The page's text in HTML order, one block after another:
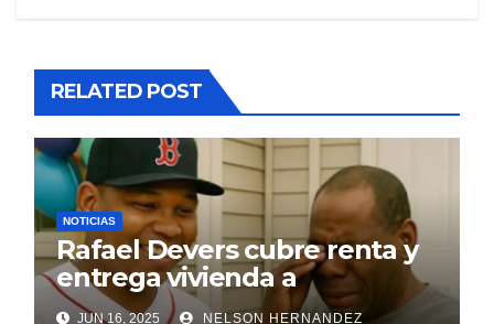
RELATED POST
NOTICIAS
Rafael Devers cubre renta y
entrega vivienda a
exentrenador en RD
JUN 16, 2025 NELSON HERNANDEZ